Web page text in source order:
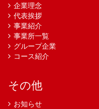
企業理念
代表挨拶
事業紹介
事業所一覧
グループ企業
コース紹介
その他
お知らせ